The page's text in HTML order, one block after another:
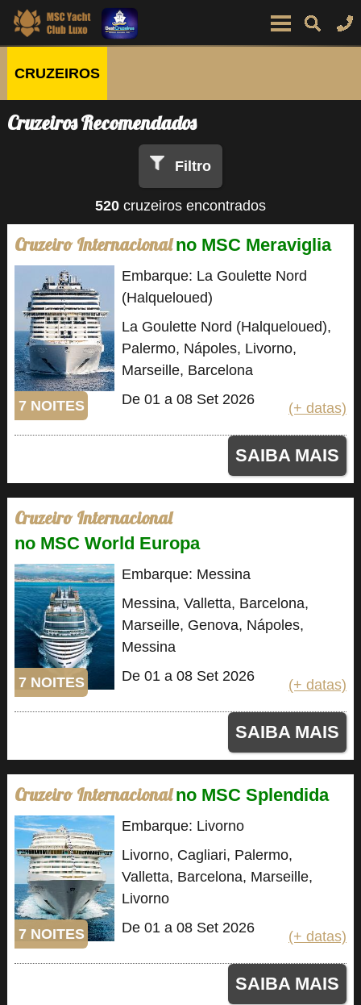
CRUZEIROS
Cruzeiros Recomendados
Filtro
520 cruzeiros encontrados
Cruzeiro Internacional no MSC Meraviglia
7 NOITES
Embarque: La Goulette Nord
(Halqueloued)
La Goulette Nord (Halqueloued),
Palermo, Nápoles, Livorno,
Marseille, Barcelona
De 01 a 08 Set 2026
(+ datas)
SAIBA MAIS
Cruzeiro Internacional
no MSC World Europa
7 NOITES
Embarque: Messina
Messina, Valletta, Barcelona,
Marseille, Genova, Nápoles,
Messina
De 01 a 08 Set 2026
(+ datas)
SAIBA MAIS
Cruzeiro Internacional no MSC Splendida
7 NOITES
Embarque: Livorno
Livorno, Cagliari, Palermo,
Valletta, Barcelona, Marseille,
Livorno
De 01 a 08 Set 2026
(+ datas)
SAIBA MAIS